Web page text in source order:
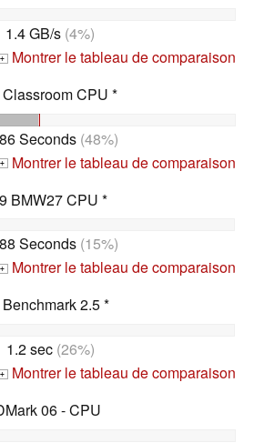
1.4 GB/s (4%)
+ Montrer le tableau de comparaison
CPU *
Seconds(48%)
+ Montrer le tableau de comparaison
BMW27 CPU *
Seconds(15%)
+ Montrer le tableau de comparaison
2.5 *
1.2 sec(26%)
+ Montrer le tableau de comparaison
06 - CPU